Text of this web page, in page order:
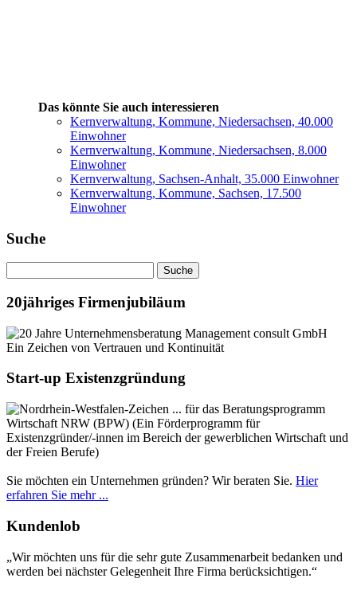
Das könnte Sie auch interessieren
Kernverwaltung, Kommune, Niedersachsen, 40.000
Einwohner
Kernverwaltung, Kommune, Niedersachsen, 8.000
Einwohner
Kernverwaltung, Sachsen-Anhalt, 35.000 Einwohner
Kernverwaltung, Kommune, Sachsen, 17.500
Einwohner
Suche
20jähriges Firmenjubiläum
Ein Zeichen von Vertrauen und Kontinuität
Start-up Existenzgründung
... für das Beratungsprogramm
Wirtschaft NRW (BPW) (Ein Förderprogramm für
Existenzgründer/-innen im Bereich der gewerblichen Wirtschaft und
der Freien Berufe)
Sie möchten ein Unternehmen gründen? Wir beraten Sie. Hier
erfahren Sie mehr ...
Kundenlob
„Wir möchten uns für die sehr gute Zusammenarbeit bedanken und
werden bei nächster Gelegenheit Ihre Firma berücksichtigen.“